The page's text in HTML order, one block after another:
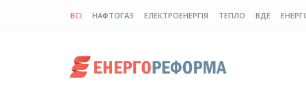
ВСІ НАФТОГАЗ ЕЛЕКТРОЕНЕРГІЯ ТЕПЛО ВДЕ